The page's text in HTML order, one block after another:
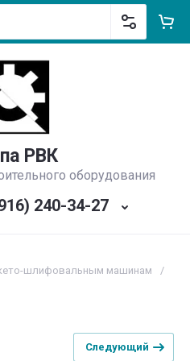
РВК
оборудования
240-34-27
шлифовальным машинам
/
Следующий